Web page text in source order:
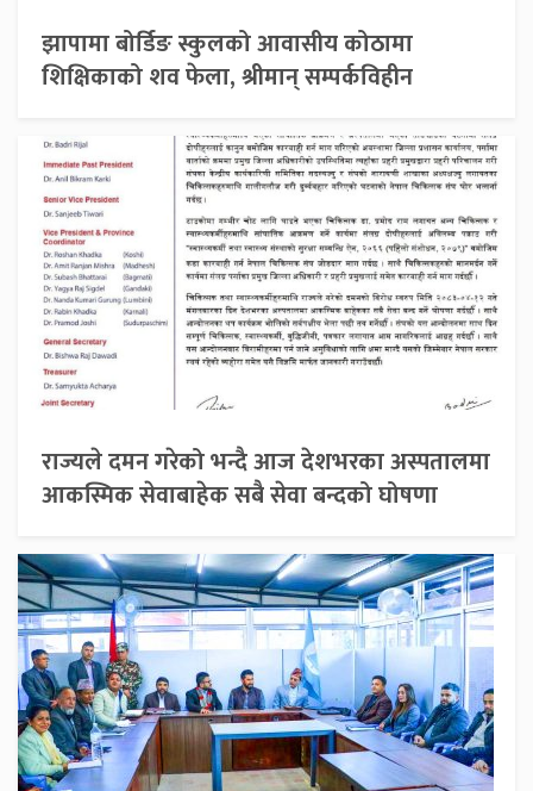
झापामा बोर्डिङ स्कुलको आवासीय कोठामा
शिक्षिकाको शव फेला, श्रीमान् सम्पर्कविहीन
राज्यले दमन गरेको भन्दै आज देशभरका अस्पतालमा
आकस्मिक सेवाबाहेक सबै सेवा बन्दको घोषणा